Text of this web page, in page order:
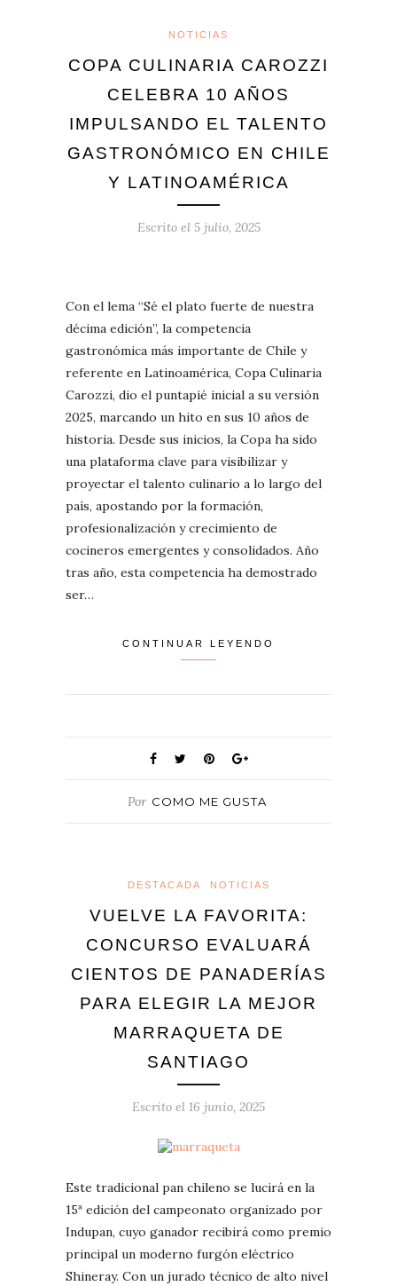
NOTICIAS
COPA CULINARIA CAROZZI
CELEBRA 10 AÑOS
IMPULSANDO EL TALENTO
GASTRONÓMICO EN CHILE
Y LATINOAMÉRICA
Escrito el 5 julio, 2025
Con el lema “Sé el plato fuerte de nuestra
décima edición”, la competencia
gastronómica más importante de Chile y
referente en Latinoamérica, Copa Culinaria
Carozzi, dio el puntapié inicial a su versión
2025, marcando un hito en sus 10 años de
historia. Desde sus inicios, la Copa ha sido
una plataforma clave para visibilizar y
proyectar el talento culinario a lo largo del
país, apostando por la formación,
profesionalización y crecimiento de
cocineros emergentes y consolidados. Año
tras año, esta competencia ha demostrado
ser…
CONTINUAR LEYENDO
Por COMO ME GUSTA
DESTACADA NOTICIAS
VUELVE LA FAVORITA:
CONCURSO EVALUARÁ
CIENTOS DE PANADERÍAS
PARA ELEGIR LA MEJOR
MARRAQUETA DE
SANTIAGO
Escrito el 16 junio, 2025
Este tradicional pan chileno se lucirá en la
15ª edición del campeonato organizado por
Indupan, cuyo ganador recibirá como premio
principal un moderno furgón eléctrico
Shineray. Con un jurado técnico de alto nivel